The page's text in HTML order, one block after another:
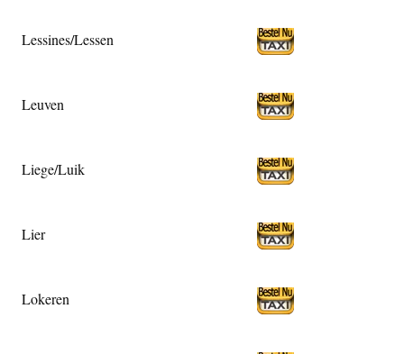
Lessines/Lessen
Leuven
Liege/Luik
Lier
Lokeren